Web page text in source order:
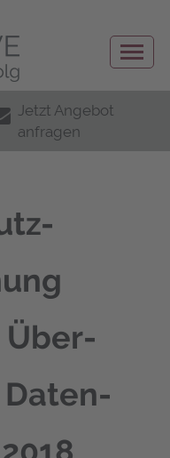
Jetzt Angebot
anfragen
Über­
Daten­